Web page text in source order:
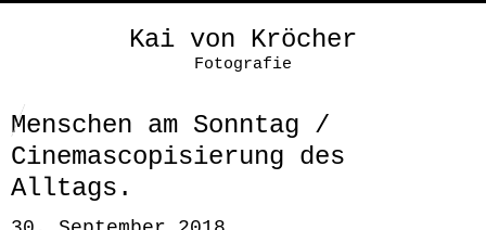
Kai von Kröcher
Fotografie
Menschen am Sonntag /
Cinemascopisierung des
Alltags.